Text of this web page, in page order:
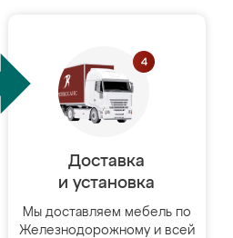
Доставка
и установка
Мы доставляем мебель по
Железнодорожному и всей